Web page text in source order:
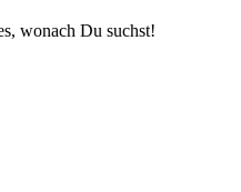
wonach Du suchst!